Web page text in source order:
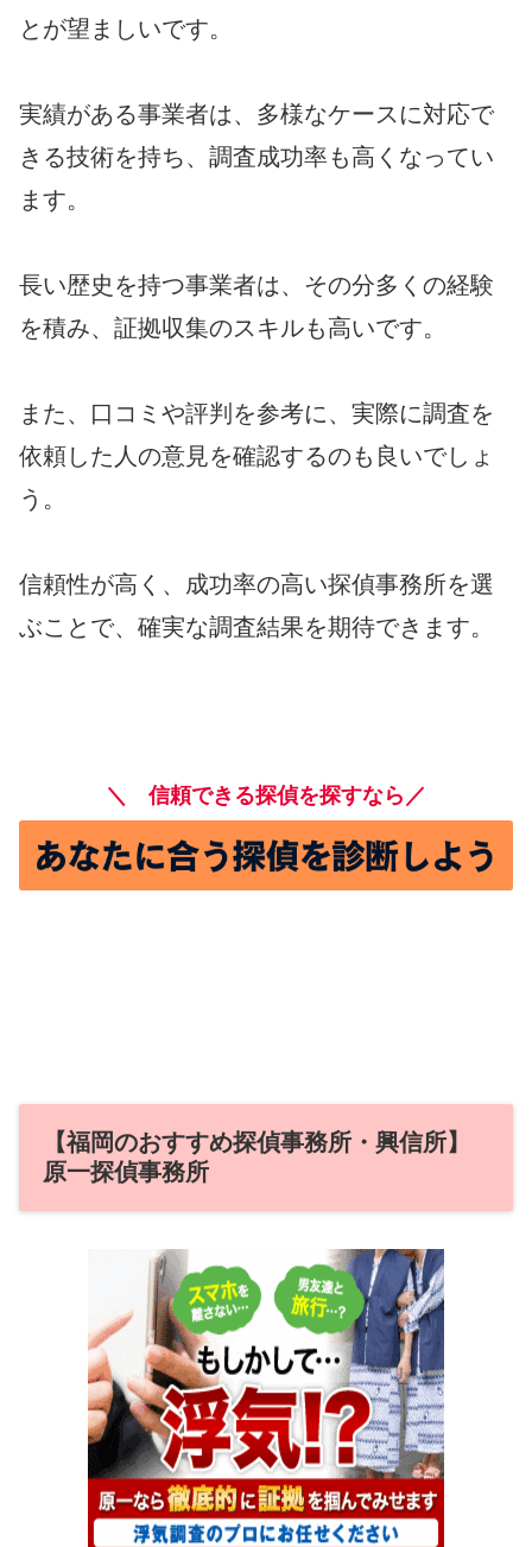
とが望ましいです。
実績がある事業者は、多様なケースに対応で
きる技術を持ち、調査成功率も高くなってい
ます。
長い歴史を持つ事業者は、その分多くの経験
を積み、証拠収集のスキルも高いです。
また、口コミや評判を参考に、実際に調査を
依頼した人の意見を確認するのも良いでしょ
う。
信頼性が高く、成功率の高い探偵事務所を選
ぶことで、確実な調査結果を期待できます。
＼ 信頼できる探偵を探すなら／
【福岡のおすすめ探偵事務所・興信所】
原一探偵事務所